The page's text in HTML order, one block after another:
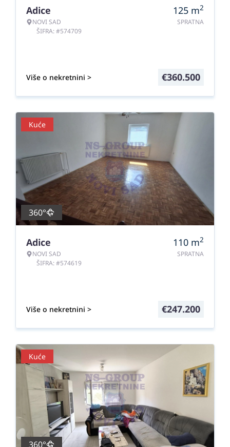
Adice
NOVI SAD
ŠIFRA: #574709
125 m2
SPRATNA
Više o nekretnini > €360.500
Kuće
360°
Adice
NOVI SAD
ŠIFRA: #574619
110 m2
SPRATNA
Više o nekretnini > €247.200
Kuće
360°